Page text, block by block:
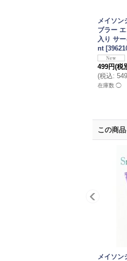
メイソン
ブラー
入り サ
nt [
499円(税
(税込:
在庫数 ◯
この商
メイソン